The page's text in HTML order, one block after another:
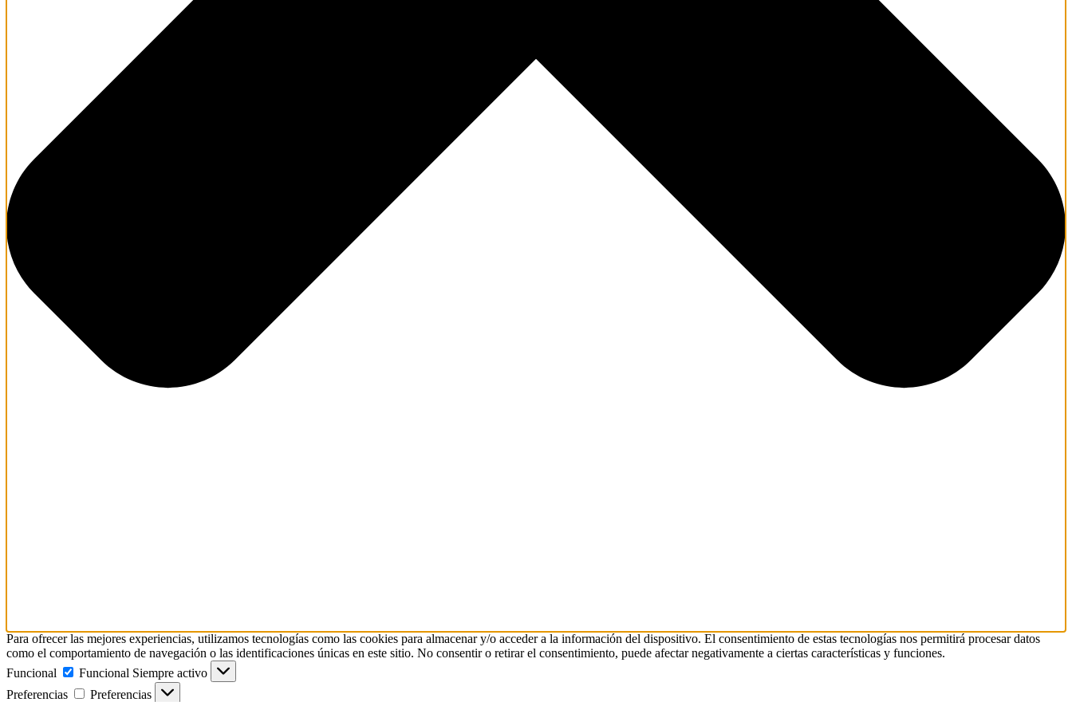
Para ofrecer las mejores experiencias, utilizamos tecnologías como las cookies para almacenar y/o acceder a la información del dispositivo. El consentimiento de estas tecnologías nos permitirá procesar datos
como el comportamiento de navegación o las identificaciones únicas en este sitio. No consentir o retirar el consentimiento, puede afectar negativamente a ciertas características y funciones.
Funcional
Funcional Siempre activo
Preferencias
Preferencias